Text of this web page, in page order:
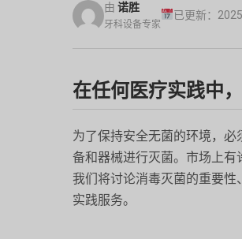
由 诺胜
牙科设备专家
已更新：
在任何医疗实践中
为了保持安全无菌的环境，
备和器械进行灭菌。市场上有
我们将讨论消毒灭菌的重要性
实践服务。